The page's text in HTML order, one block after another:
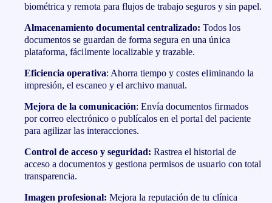
biométrica y remota para flujos de trabajo seguros y sin papel.
Almacenamiento documental centralizado: Todos los
documentos se guardan de forma segura en una única
plataforma, fácilmente localizable y trazable.
Eficiencia operativa: Ahorra tiempo y costes eliminando la
impresión, el escaneo y el archivo manual.
Mejora de la comunicación: Envía documentos firmados
por correo electrónico o publícalos en el portal del paciente
para agilizar las interacciones.
Control de acceso y seguridad: Rastrea el historial de
acceso a documentos y gestiona permisos de usuario con total
transparencia.
Imagen profesional: Mejora la reputación de tu clínica